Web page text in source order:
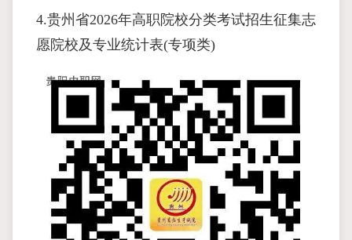
4.贵州省2026年高职院校分类考试招生征集志
愿院校及专业统计表(专项类)